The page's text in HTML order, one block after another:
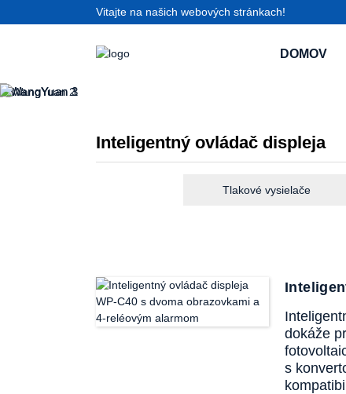
Vitajte na našich webových stránkach!
DOMOV
Inteligentný ovládač displeja
Tlakové vysielače
dokáže
s